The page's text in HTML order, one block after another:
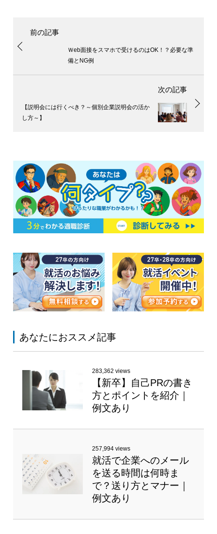
Ｗeb面接をスマホで受けるのはOK！？必要な準
備とNG例
【説明会には行くべき？～個別企業説明会の活か
し方～】
あなたにおススメ記事
283,362 views
【新卒】自己PRの書き
方とポイントを紹介｜
例文あり
257,994 views
就活で企業へのメール
を送る時間は何時ま
で？送り方とマナー｜
例文あり